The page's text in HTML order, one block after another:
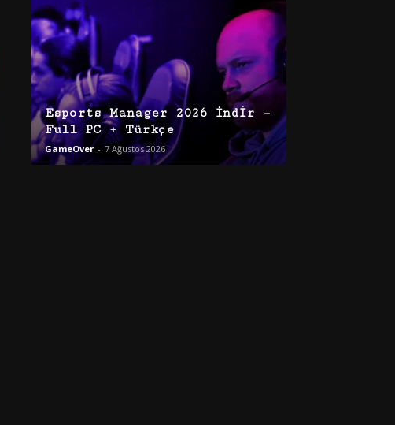
Esports Manager 2026 İndir –
Full PC + Türkçe
GameOver - 7 Ağustos 2026